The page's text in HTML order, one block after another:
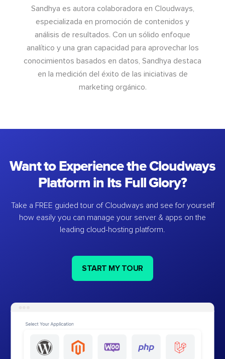
Sandhya es autora colaboradora en Cloudways,
especializada en promoción de contenidos y
análisis de resultados. Con un sólido enfoque
analítico y una gran capacidad para aprovechar los
conocimientos basados en datos, Sandhya destaca
en la medición del éxito de las iniciativas de
marketing orgánico.
Want to Experience the Cloudways
Platform in Its Full Glory?
Take a FREE guided tour of Cloudways and see for yourself
how easily you can manage your server & apps on the
leading cloud-hosting platform.
START MY TOUR